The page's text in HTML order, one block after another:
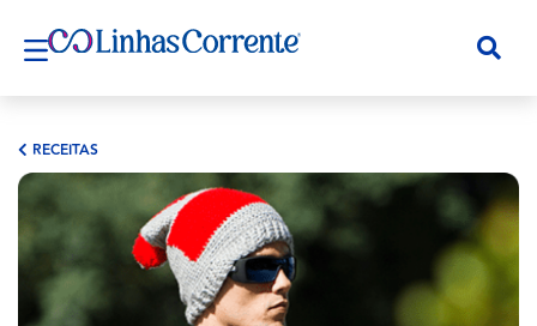
RECEITAS